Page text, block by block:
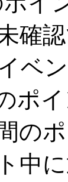
確
ベ
ポ
の
中